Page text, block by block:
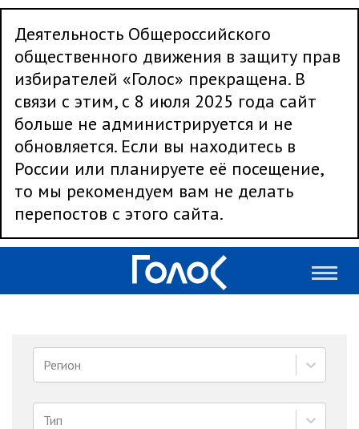
Деятельность Общероссийского
общественного движения в защиту прав
избирателей «Голос» прекращена. В
связи с этим, с 8 июля 2025 года сайт
больше не администрируется и не
обновляется. Если вы находитесь в
России или планируете её посещение,
то мы рекомендуем вам не делать
перепостов с этого сайта.
Регион
Тип